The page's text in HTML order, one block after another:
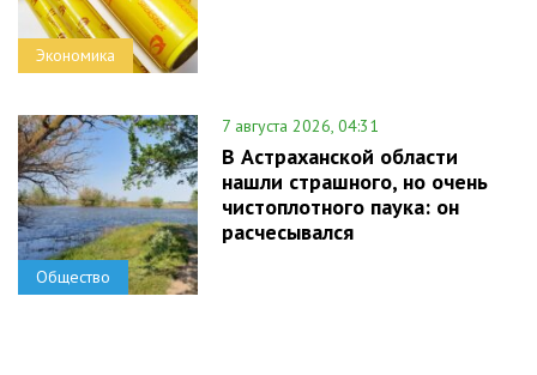
Экономика
Общество
7 августа 2026, 04:31
В Астраханской области
нашли страшного, но очень
чистоплотного паука: он
расчесывался